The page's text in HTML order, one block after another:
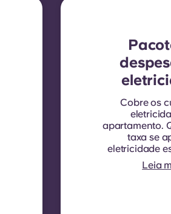
Cobre os
apartamento.
taxa se
eletricidade
na sua renda
é
Leia